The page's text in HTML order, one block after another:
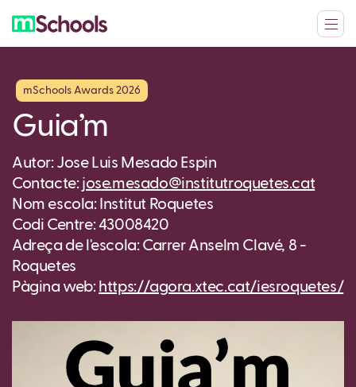
mSchools Awards 2026
Guia’m
Autor: Jose Luis Mesado Espin
Contacte: jose.mesado@institutroquetes.cat
Nom escola: Institut Roquetes
Codi Centre: 43008420
Adreça de l'escola: Carrer Anselm Clavé, 8 -
Roquetes
Pàgina web: https://agora.xtec.cat/iesroquetes/